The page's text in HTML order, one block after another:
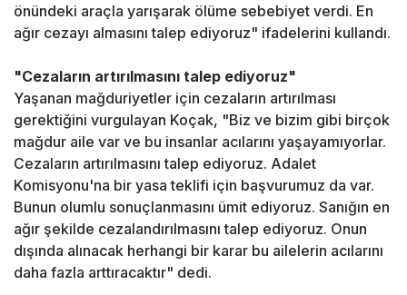
önündeki araçla yarışarak ölüme sebebiyet verdi. En
ağır cezayı almasını talep ediyoruz" ifadelerini kullandı.
"Cezaların artırılmasını talep ediyoruz"
Yaşanan mağduriyetler için cezaların artırılması
gerektiğini vurgulayan Koçak, "Biz ve bizim gibi birçok
mağdur aile var ve bu insanlar acılarını yaşayamıyorlar.
Cezaların artırılmasını talep ediyoruz. Adalet
Komisyonu'na bir yasa teklifi için başvurumuz da var.
Bunun olumlu sonuçlanmasını ümit ediyoruz. Sanığın en
ağır şekilde cezalandırılmasını talep ediyoruz. Onun
dışında alınacak herhangi bir karar bu ailelerin acılarını
daha fazla arttıracaktır" dedi.